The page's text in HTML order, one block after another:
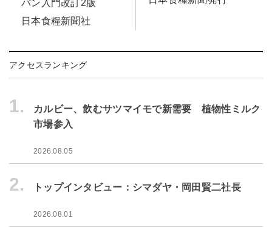
パン入門改訂2版
日本食糧新聞社
アクセスランキング
1.
カルビー、飲むサツマイモで新需要 植物性ミルク
市場参入
2026.08.05
2. トップインタビュー：シマダヤ・岡田賢二社長
2026.08.01